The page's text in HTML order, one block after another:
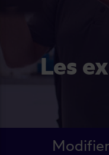
Les experts du volet